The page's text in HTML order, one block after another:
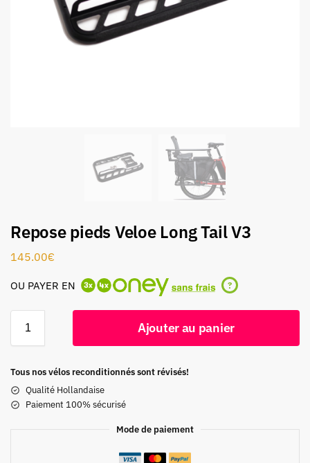
Repose pieds Veloe Long Tail V3
145.00€
OU PAYER EN ?
Ajouter au panier
Tous nos vélos reconditionnés sont révisés!
Qualité Hollandaise
Paiement 100% sécurisé
Mode de paiement